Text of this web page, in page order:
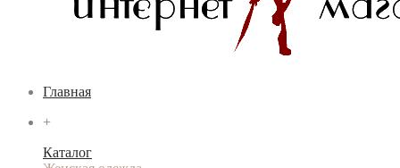
Главная
+
Каталог